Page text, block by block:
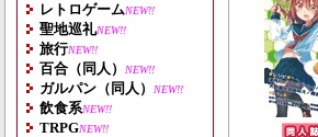
レトロゲームNEW!!
聖地巡礼NEW!!
旅行NEW!!
百合（同人） NEW!!
ガルパン（同人） NEW!!
飲食系NEW!!
TRPGNEW!!